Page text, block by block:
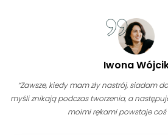
Iwona
“Zawsze, kiedy mam zły nastrój, siadam
myśli znikają podczas tworzenia, a
moimi rękami powstaje coś